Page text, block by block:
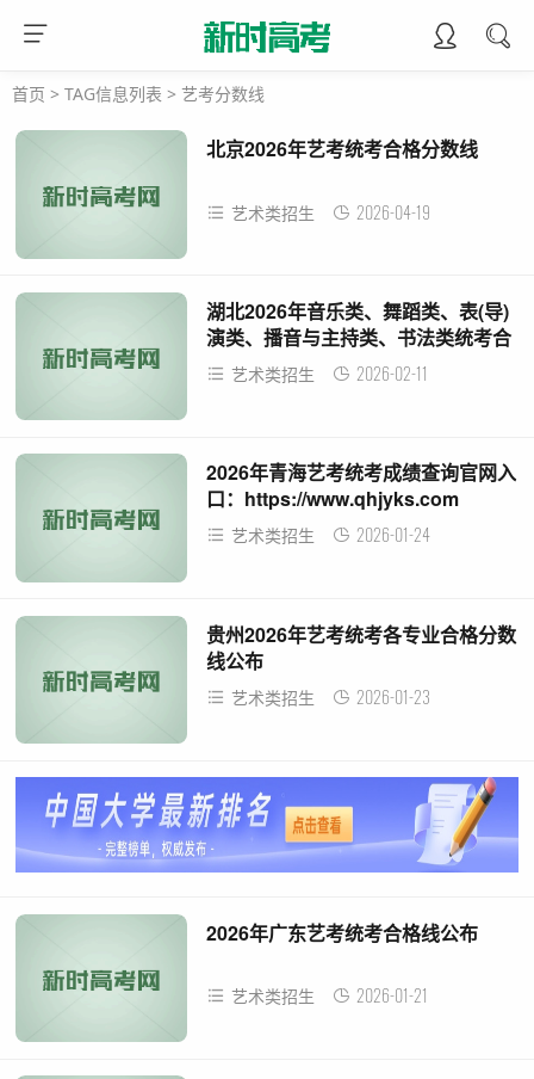
首页 > TAG信息列表 > 艺考分数线
北京2026年艺考统考合格分数线
艺术类招生 2026-04-19
湖北2026年音乐类、舞蹈类、表(导)
演类、播音与主持类、书法类统考合
格线公布
艺术类招生 2026-02-11
2026年青海艺考统考成绩查询官网入
口：https://www.qhjyks.com
艺术类招生 2026-01-24
贵州2026年艺考统考各专业合格分数
线公布
艺术类招生 2026-01-23
2026年广东艺考统考合格线公布
艺术类招生 2026-01-21